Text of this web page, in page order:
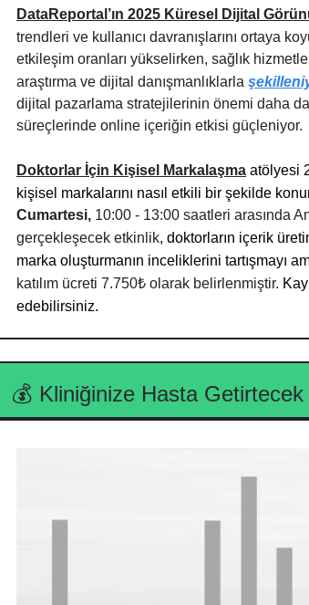
DataReportal’ın 2025 Küresel Dijital
trendleri ve kullanıcı davranışlarını ortaya
etkileşim oranları yükselirken, sağlık
araştırma ve dijital danışmanlıklarla
dijital pazarlama stratejilerinin önemi daha
süreçlerinde online içeriğin etkisi güçleniyor.
Doktorlar İçin Kişisel Markalaşma atölyesi
kişisel markalarını nasıl etkili bir şekilde
Cumartesi, 10:00 - 13:00 saatleri arasında
gerçekleşecek etkinlik, doktorların içerik
marka oluşturmanın inceliklerini tartışmayı
katılım ücreti 7.750₺ olarak belirlenmiştir.
edebilirsiniz.
💰 Kliniğinize Hasta